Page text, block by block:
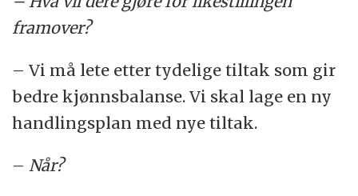
framover?
– Vi må lete etter tydelige tiltak som gir
bedre kjønnsbalanse. Vi skal lage en ny
handlingsplan med nye tiltak.
– Når?